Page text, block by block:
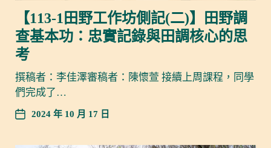
【113-1田野工作坊側記(二)】田野調
查基本功：忠實記錄與田調核心的思
考
撰稿者：李佳澤審稿者：陳懷萱 接續上周課程，同學
們完成了…
2024 年 10 月 17 日